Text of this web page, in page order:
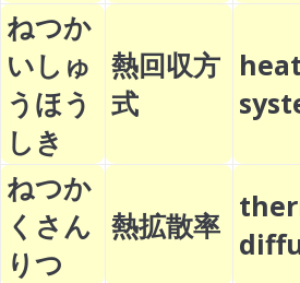
ねつか
いしゅ
うほう
しき
熱回収方
式
ねつか
くさん
りつ
熱拡散率